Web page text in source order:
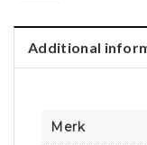
Additional
Merk